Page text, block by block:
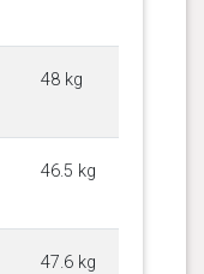
48 kg
46.5 kg
47.6 kg